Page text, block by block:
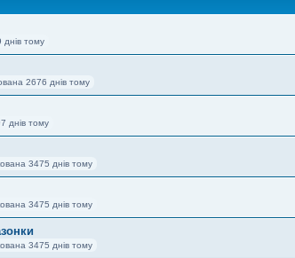
днів тому
2676 днів тому
днів тому
3475 днів тому
3475 днів тому
3475 днів тому